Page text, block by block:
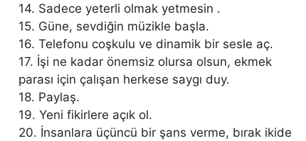
14. Sadece yeterli olmak yetmesin .
15. Güne, sevdiğin müzikle başla.
16. Telefonu coşkulu ve dinamik bir sesle aç.
17. İşi ne kadar önemsiz olursa olsun, ekmek
parası için çalışan herkese saygı duy.
18. Paylaş.
19. Yeni fikirlere açık ol.
20. İnsanlara üçüncü bir şans verme, bırak ikide